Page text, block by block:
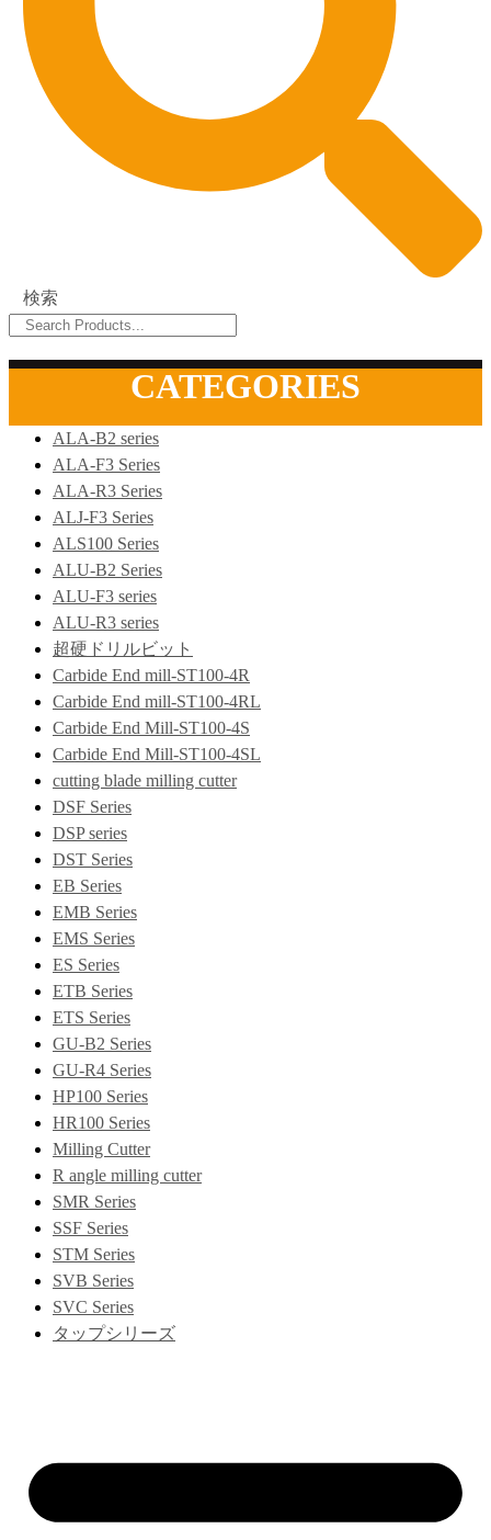
検索
CATEGORIES
ALA-B2 series
ALA-F3 Series
ALA-R3 Series
ALJ-F3 Series
ALS100 Series
ALU-B2 Series
ALU-F3 series
ALU-R3 series
超硬ドリルビット
Carbide End mill-ST100-4R
Carbide End mill-ST100-4RL
Carbide End Mill-ST100-4S
Carbide End Mill-ST100-4SL
cutting blade milling cutter
DSF Series
DSP series
DST Series
EB Series
EMB Series
EMS Series
ES Series
ETB Series
ETS Series
GU-B2 Series
GU-R4 Series
HP100 Series
HR100 Series
Milling Cutter
R angle milling cutter
SMR Series
SSF Series
STM Series
SVB Series
SVC Series
タップシリーズ